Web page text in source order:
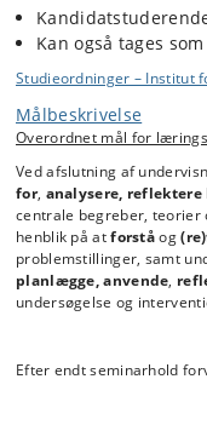
Neuropsykologiske
Den
Specifikke
syndromer
Neurologiske
neuropsykologiske
Funktionelle
Generelle
Rehabilitering af
Seminarhold for foråret
Kan også tages
Studieordninger – Institut
Målbeskrivelse
Overordnet mål for
Ved afslutning af
for, analysere,
centrale begreber, teorier
henblik på atforståog
problemstillinger, samt
planlægge, anvende,
undersøgelse og
Efter endt seminarhold